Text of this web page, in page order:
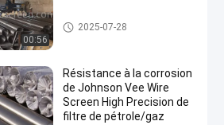
00:56
Johnson Vee Wire Screen
2025-07-28
Résistance à la corrosion
de Johnson Vee Wire
Screen High Precision de
filtre de pétrole/gaz